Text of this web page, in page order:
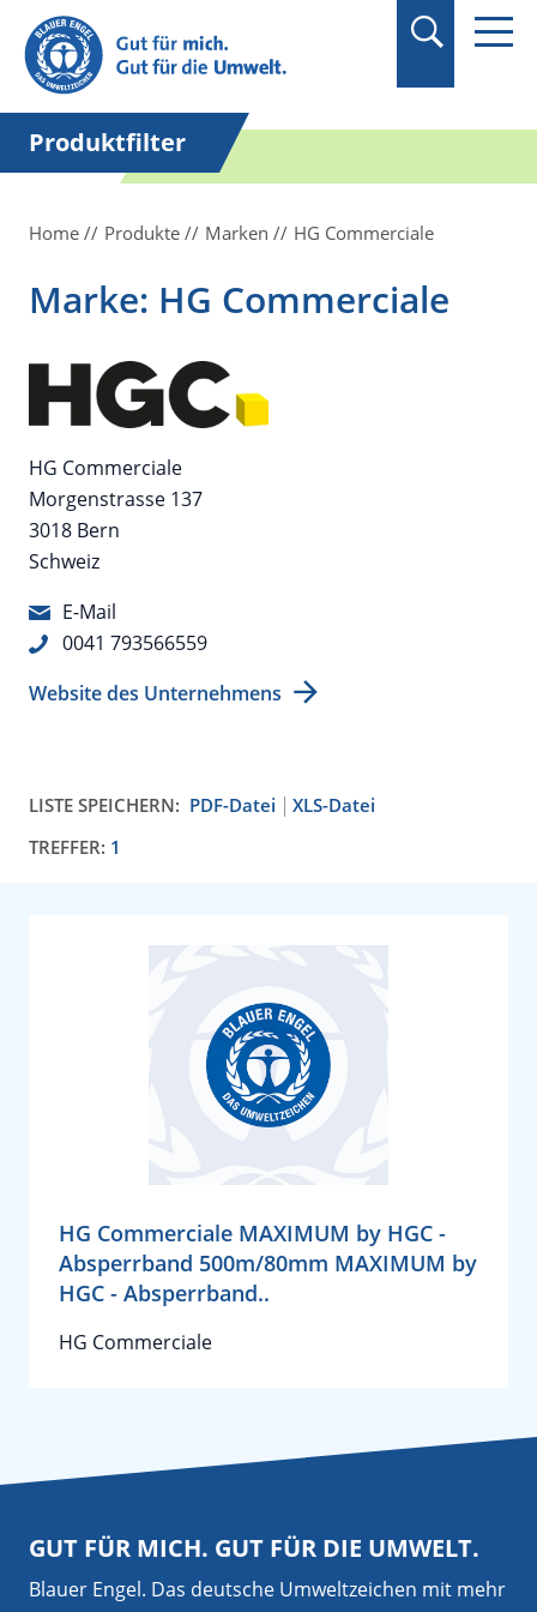
Suchbegriff in
Anführungszeichen
setzen.
Produktfilter
Home Produkte Marken HG Commerciale
Marke: HG Commerciale
HG Commerciale
Morgenstrasse 137
3018 Bern
Schweiz
E-Mail
0041 793566559
Website des Unternehmens
LISTE SPEICHERN: PDF-Datei
XLS-Datei
TREFFER: 1
HG Commerciale MAXIMUM by HGC -
Absperrband 500m/80mm MAXIMUM by
HGC - Absperrband..
HG Commerciale
GUT FÜR MICH. GUT FÜR DIE UMWELT.
Blauer Engel. Das deutsche Umweltzeichen mit mehr